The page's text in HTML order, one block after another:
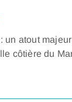
un atout
côtière du